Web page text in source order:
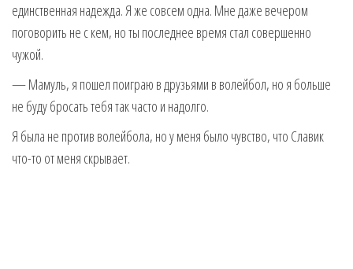
единственная надежда. Я же совсем одна. Мне даже вечером
поговорить не с кем, но ты последнее время стал совершенно
чужой.
— Мамуль, я пошел поиграю в друзьями в волейбол, но я больше
не буду бросать тебя так часто и надолго.
Я была не против волейбола, но у меня было чувство, что Славик
что-то от меня скрывает.